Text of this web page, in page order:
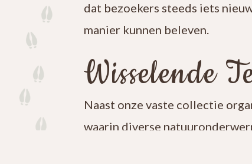
dat bezoekers steeds iets
manier kunnen beleven.
Wisselende
Naast onze vaste collectie
waarin diverse